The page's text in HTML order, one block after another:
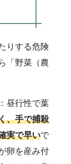
りする危険
「野菜（農
：昼行性で葉
、手で捕殺
実で早いで
卵を産み付